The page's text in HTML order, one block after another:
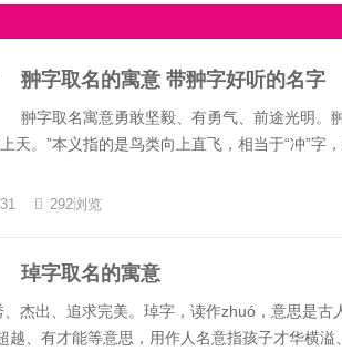
翀字取名的寓意 带翀字好听的名字
翀字取名寓意勇敢坚毅、有勇气、前途光明。
上天。”本义指的是鸟类向上直飞，相当于“冲”
292浏览
琸字取名的寓意
杰出、追求完美。琸字，读作zhuó，意思是古
越、有才能等意思，用作人名意指孩子才华横溢